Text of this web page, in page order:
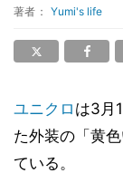
著者： Yumi's life
ユニクロ は3月
た外装の「黄
ている。